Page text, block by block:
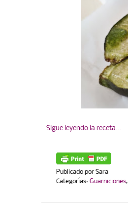
Sigue leyendo la receta...
Publicado por Sara
Categorías: Guarniciones,